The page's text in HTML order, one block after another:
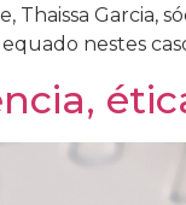
Thaissa Garcia,
nestes